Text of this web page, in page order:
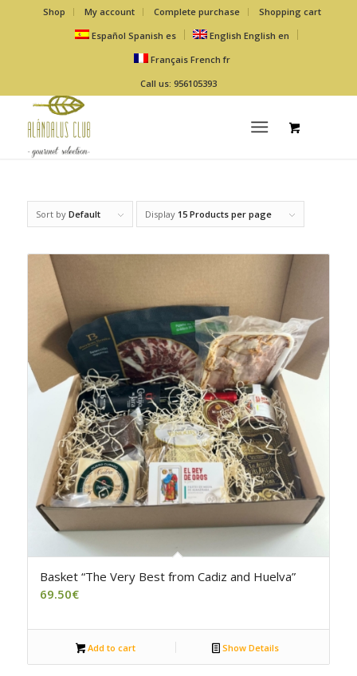
Shop My account Complete purchase
Shopping cart
Español Spanish es English English en
Français French fr
Call us: 956105393
Sort by Default Display 15 Products per page
Basket “The Very Best from Cadiz and Huelva”
69.50€
Add to cart Show Details